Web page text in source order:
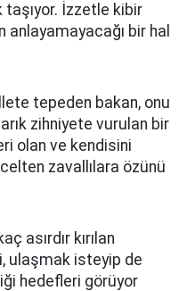
İzzetle kibir
anlayamayacağı bir hal
tepeden bakan, onu
zihniyete vurulan bir
olan ve kendisini
zavallılara özünü
asırdır kırılan
ulaşmak isteyip de
hedefleri görüyor